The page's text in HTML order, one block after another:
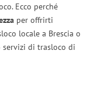
Ecco perché
per offrirti
locale a Brescia o
di trasloco di